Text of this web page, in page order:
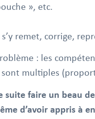
», etc.
s’y remet, corrige,
: les
multiples
faire un beau
d’avoir appris à